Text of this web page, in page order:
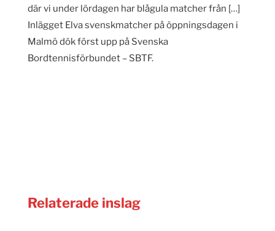
där vi under lördagen har blågula matcher från […]
Inlägget Elva svenskmatcher på öppningsdagen i
Malmö dök först upp på Svenska
Bordtennisförbundet – SBTF.
Relaterade inslag